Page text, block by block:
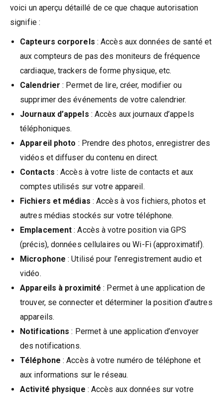
voici un aperçu détaillé de ce que chaque autorisation
signifie :
Capteurs corporels : Accès aux données de santé et
aux compteurs de pas des moniteurs de fréquence
cardiaque, trackers de forme physique, etc.
Calendrier : Permet de lire, créer, modifier ou
supprimer des événements de votre calendrier.
Journaux d’appels : Accès aux journaux d’appels
téléphoniques.
Appareil photo : Prendre des photos, enregistrer des
vidéos et diffuser du contenu en direct.
Contacts : Accès à votre liste de contacts et aux
comptes utilisés sur votre appareil.
Fichiers et médias : Accès à vos fichiers, photos et
autres médias stockés sur votre téléphone.
Emplacement : Accès à votre position via GPS
(précis), données cellulaires ou Wi-Fi (approximatif).
Microphone : Utilisé pour l’enregistrement audio et
vidéo.
Appareils à proximité : Permet à une application de
trouver, se connecter et déterminer la position d’autres
appareils.
Notifications : Permet à une application d’envoyer
des notifications.
Téléphone : Accès à votre numéro de téléphone et
aux informations sur le réseau.
Activité physique : Accès aux données sur votre